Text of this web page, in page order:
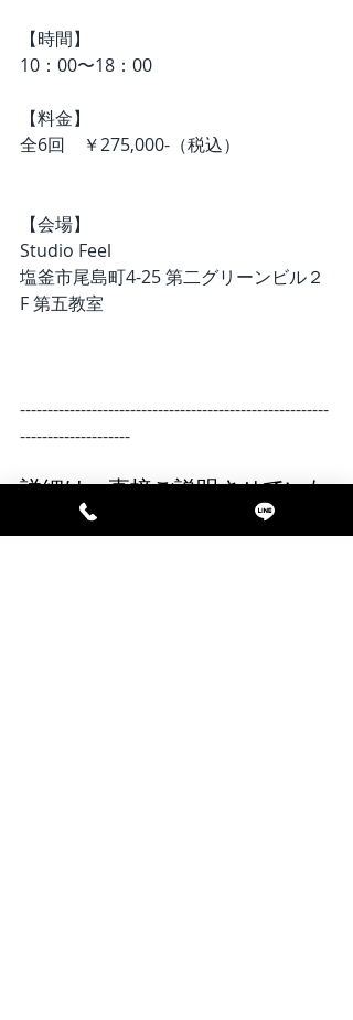
【時間】
10：00〜18：00
【料金】
全6回　￥275,000-（税込）
【会場】
Studio Feel
塩釜市尾島町4-25 第二グリーンビル２
F 第五教室
--------------------------------------------------------
--------------------
詳細は、直接ご説明させていた
だきます。（※zoom可）
少しでも気になる方は、Studio